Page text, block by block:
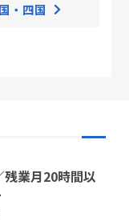
・四国
業月20時間以